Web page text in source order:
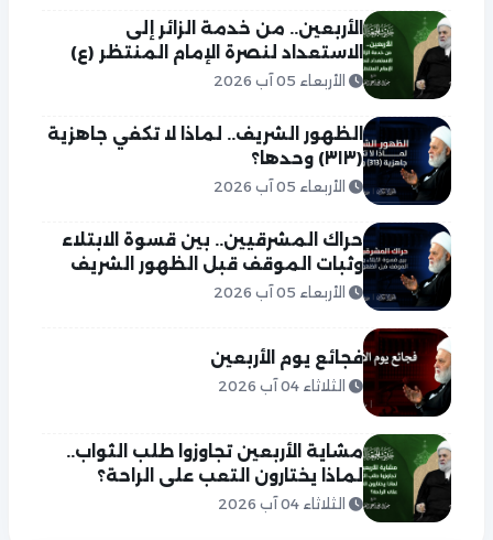
الأربعين.. من خدمة الزائر إلى
الاستعداد لنصرة الإمام المنتظر (ع)
الأربعاء 05 آب 2026
الظهور الشريف.. لماذا لا تكفي جاهزية
(٣١٣) وحدها؟
الأربعاء 05 آب 2026
حراك المشرقيين.. بين قسوة الابتلاء
وثبات الموقف قبل الظهور الشريف
الأربعاء 05 آب 2026
فجائع يوم الأربعين
الثلاثاء 04 آب 2026
مشاية الأربعين تجاوزوا طلب الثواب..
لماذا يختارون التعب على الراحة؟
الثلاثاء 04 آب 2026